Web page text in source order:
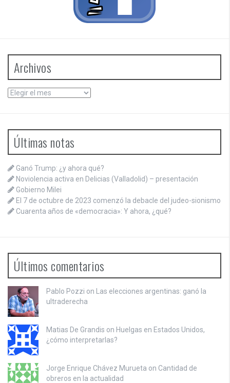
Archivos
Archivos
Últimas notas
Ganó Trump: ¿y ahora qué?
Noviolencia activa en Delicias (Valladolid) – presentación
Gobierno Milei
El 7 de octubre de 2023 comenzó la debacle del judeo-sionismo
Cuarenta años de «democracia»: Y ahora, ¿qué?
Últimos comentarios
Pablo Pozzi on
Las elecciones argentinas: ganó la
ultraderecha
Matias De Grandis on Huelgas en Estados Unidos,
¿cómo interpretarlas?
Jorge Enrique Chávez Murueta on Cantidad de
obreros en la actualidad